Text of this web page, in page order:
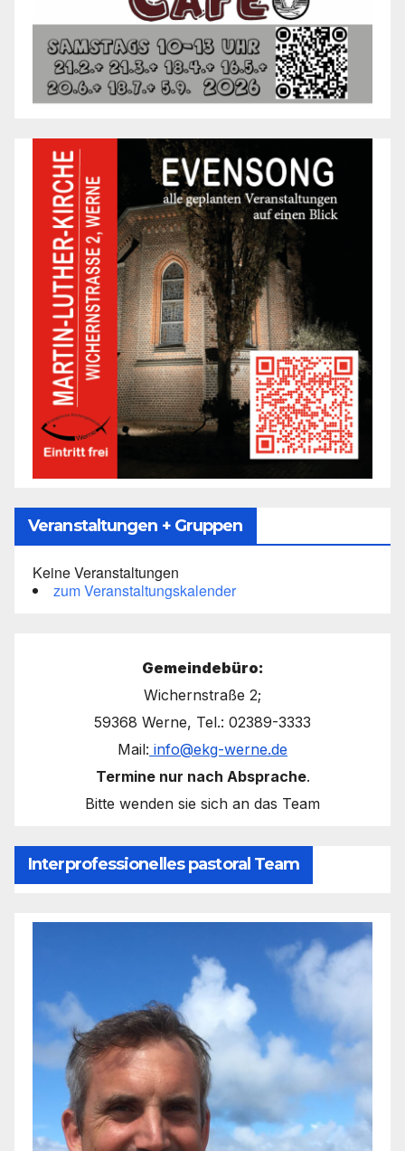
Veranstaltungen + Gruppen
Keine Veranstaltungen
zum Veranstaltungskalender
Gemeindebüro:
Wichernstraße 2;
59368 Werne, Tel.: 02389-3333
Mail: info@ekg-werne.de
Termine nur nach Absprache.
Bitte wenden sie sich an das Team
Interprofessionelles pastoral Team